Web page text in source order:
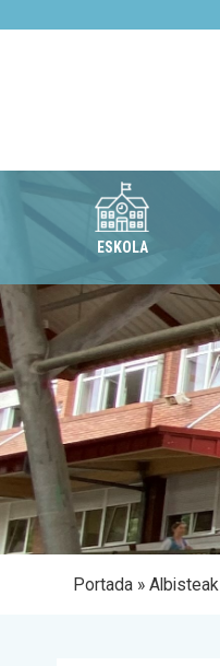
ESKOLA
Portada »Albisteak